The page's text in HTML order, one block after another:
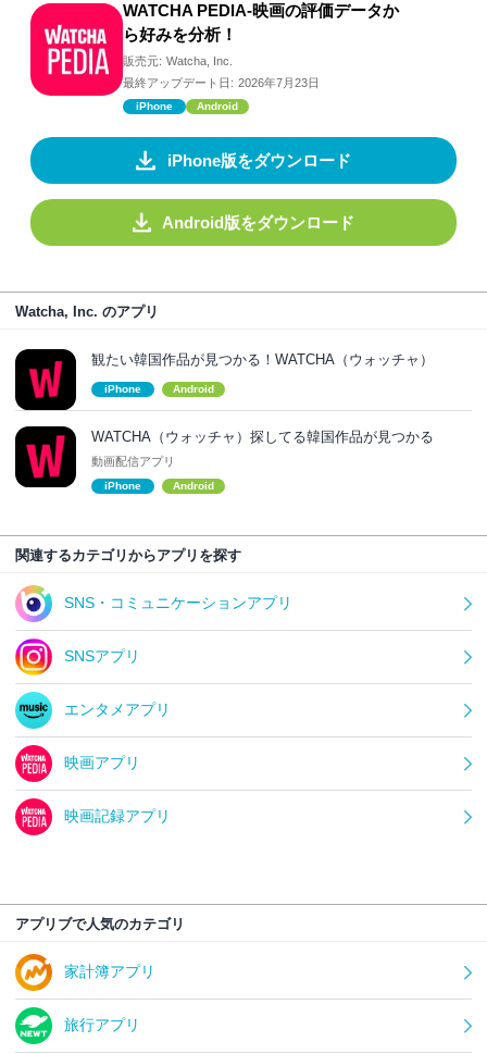
WATCHA PEDIA-映画の評価データか
ら好みを分析！
販売元: Watcha, Inc.
最終アップデート日: 2026年7月23日
iPhone Android
iPhone版をダウンロード
Android版をダウンロード
Watcha, Inc. のアプリ
観たい韓国作品が見つかる！WATCHA（ウォッチャ）
iPhone Android
WATCHA（ウォッチャ）探してる韓国作品が見つかる
動画配信アプリ
iPhone Android
関連するカテゴリからアプリを探す
SNS・コミュニケーションアプリ
SNSアプリ
エンタメアプリ
映画アプリ
映画記録アプリ
アプリブで人気のカテゴリ
家計簿アプリ
旅行アプリ